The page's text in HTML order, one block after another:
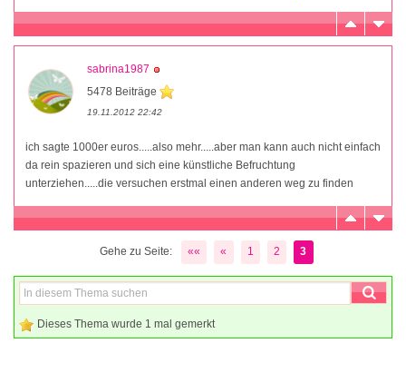
sabrina1987
5478 Beiträge
19.11.2012 22:42
ich sagte 1000er euros.....also mehr.....aber man kann auch nicht einfach
da rein spazieren und sich eine künstliche Befruchtung
unterziehen.....die versuchen erstmal einen anderen weg zu finden
Gehe zu Seite: «« « 1 2 3
Dieses Thema wurde 1 mal gemerkt